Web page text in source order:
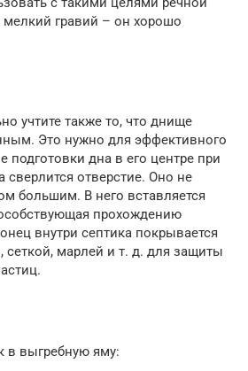
гравий – он хорошо
учтите также то, что днище
Это нужно для эффективного
подготовки дна в его центре при
сверлится отверстие. Оно не
большим. В него вставляется
прохождению
внутри септика покрывается
марлей и т. д. для защиты
в выгребную яму: